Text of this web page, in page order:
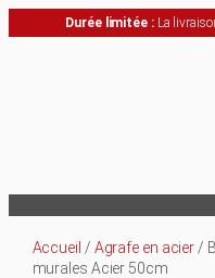
Durée limitée :La
Accueil / Agrafe en acier /
murales Acier 50cm